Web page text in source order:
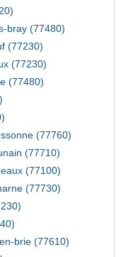
bray (77480)
(77230)
(77230)
(77480)
(77760)
(77710)
(77100)
(77730)
brie (77610)